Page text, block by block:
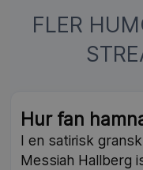
FLER
Hur fan
I en satirisk
Messiah Hallberg